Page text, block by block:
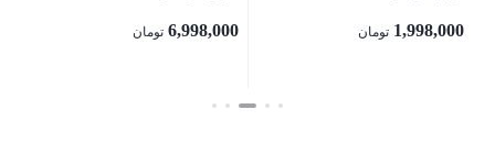
1,998,000 تومان 6,998,000 تومان